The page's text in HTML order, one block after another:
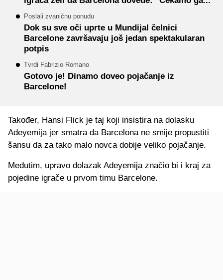
Poslali zvaničnu ponudu
Dok su sve oči uprte u Mundijal čelnici
Barcelone završavaju još jedan spektakularan
potpis
Tvrdi Fabrizio Romano
Gotovo je! Dinamo doveo pojačanje iz
Barcelone!
Također, Hansi Flick je taj koji insistira na dolasku
Adeyemija jer smatra da Barcelona ne smije propustiti
šansu da za tako malo novca dobije veliko pojačanje.
Međutim, upravo dolazak Adeyemija značio bi i kraj za
pojedine igrače u prvom timu Barcelone.